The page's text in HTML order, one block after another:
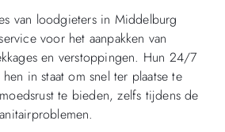
van loodgieters in Middelburg
voor het aanpakken van
en verstoppingen. Hun 24/7
in staat om snel ter plaatse te
te bieden, zelfs tijdens de